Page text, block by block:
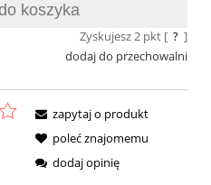
koszyka
Zyskujesz2pkt [ ? ]
dodaj do przechowalni
zapytaj o produkt
poleć znajomemu
dodaj opinię